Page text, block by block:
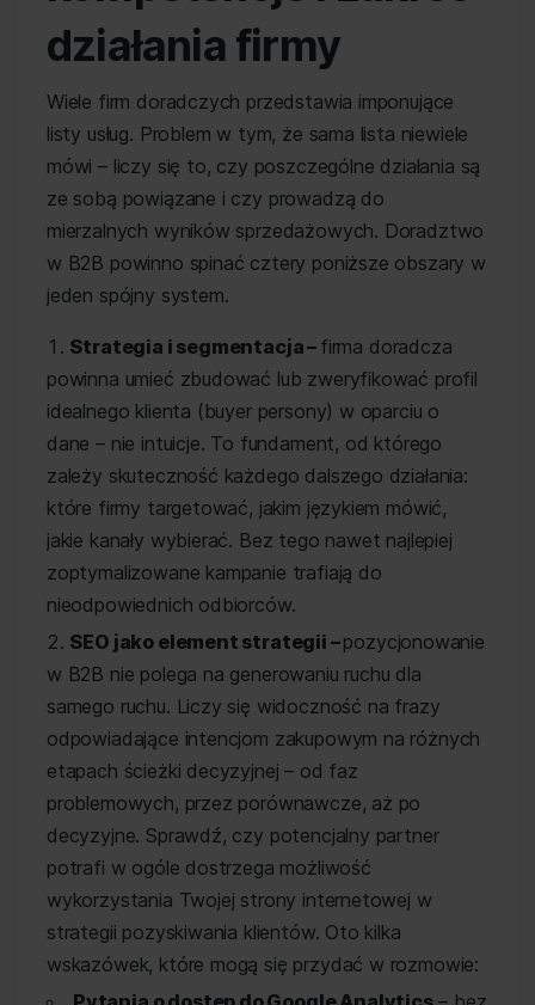
działania firmy
Wiele firm doradczych przedstawia imponujące
listy usług. Problem w tym, że sama lista niewiele
mówi – liczy się to, czy poszczególne działania są
ze sobą powiązane i czy prowadzą do
mierzalnych wyników sprzedażowych. Doradztwo
w B2B powinno spinać cztery poniższe obszary w
jeden spójny system.
Strategia i segmentacja – firma doradcza
powinna umieć zbudować lub zweryfikować profil
idealnego klienta (buyer persony) w oparciu o
dane – nie intuicje. To fundament, od którego
zależy skuteczność każdego dalszego działania:
które firmy targetować, jakim językiem mówić,
jakie kanały wybierać. Bez tego nawet najlepiej
zoptymalizowane kampanie trafiają do
nieodpowiednich odbiorców.
SEO jako element strategii –pozycjonowanie
w B2B nie polega na generowaniu ruchu dla
samego ruchu. Liczy się widoczność na frazy
odpowiadające intencjom zakupowym na różnych
etapach ścieżki decyzyjnej – od faz
problemowych, przez porównawcze, aż po
decyzyjne. Sprawdź, czy potencjalny partner
potrafi w ogóle dostrzega możliwość
wykorzystania Twojej strony internetowej w
strategii pozyskiwania klientów. Oto kilka
wskazówek, które mogą się przydać w rozmowie: